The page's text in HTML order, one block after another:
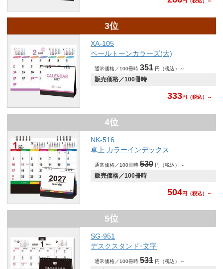
3位
XA-105
ペールトーンカラーズ(大)
通常価格／100冊時 351 円（税込）～
販売価格／100冊時
333円 （税込）～
4位
NK-516
卓上 カラーインデックス
通常価格／100冊時 530 円（税込）～
販売価格／100冊時
504円 （税込）～
5位
SG-951
デスクスタンド･文字
通常価格／100冊時 531 円（税込）～